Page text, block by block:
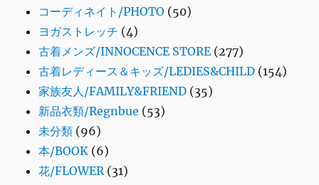
コーディネイト/PHOTO (50)
ヨガストレッチ (4)
古着メンズ/INNOCENCE STORE (277)
古着レディース＆キッズ/LEDIES&CHILD (154)
家族友人/FAMILY&FRIEND (35)
新品衣類/Regnbue (53)
未分類 (96)
本/BOOK (6)
花/FLOWER(31)